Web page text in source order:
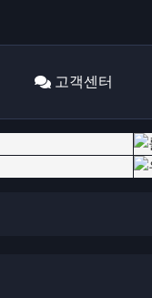
고객센터